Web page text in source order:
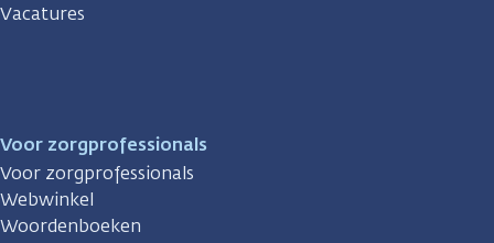
Vacatures
Voor zorgprofessionals
Voor zorgprofessionals
Webwinkel
Woordenboeken